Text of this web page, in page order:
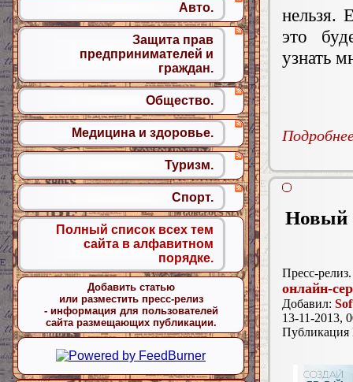
нельзя.
это
узнать
Новый
Пресс-релиз.
онлайн-
Добавил:
13-11-2013,
Авто.
Защита прав
предпринимателей и
граждан.
Общество.
Медицина и здоровье.
Туризм.
Спорт.
Полный список всех тем
сайта в алфавитном
порядке.
Добавить статью
или разместить пресс-релиз
- информация для пользователей
сайта размещающих публикации.